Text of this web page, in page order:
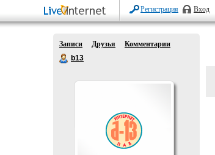
Регистрация Вход
Записи Друзья
Комментарии
b13